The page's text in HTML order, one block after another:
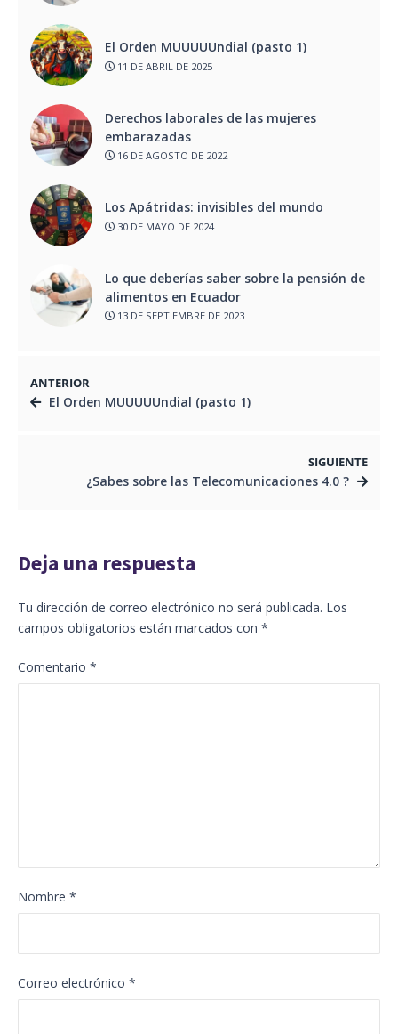
El Orden MUUUUUndial (pasto 1)
11 DE ABRIL DE 2025
Derechos laborales de las mujeres
embarazadas
16 DE AGOSTO DE 2022
Los Apátridas: invisibles del mundo
30 DE MAYO DE 2024
Lo que deberías saber sobre la pensión de
alimentos en Ecuador
13 DE SEPTIEMBRE DE 2023
ANTERIOR
El Orden MUUUUUndial (pasto 1)
SIGUIENTE
¿Sabes sobre las Telecomunicaciones 4.0 ?
Deja una respuesta
Tu dirección de correo electrónico no será publicada. Los
campos obligatorios están marcados con *
Comentario *
Nombre *
Correo electrónico *